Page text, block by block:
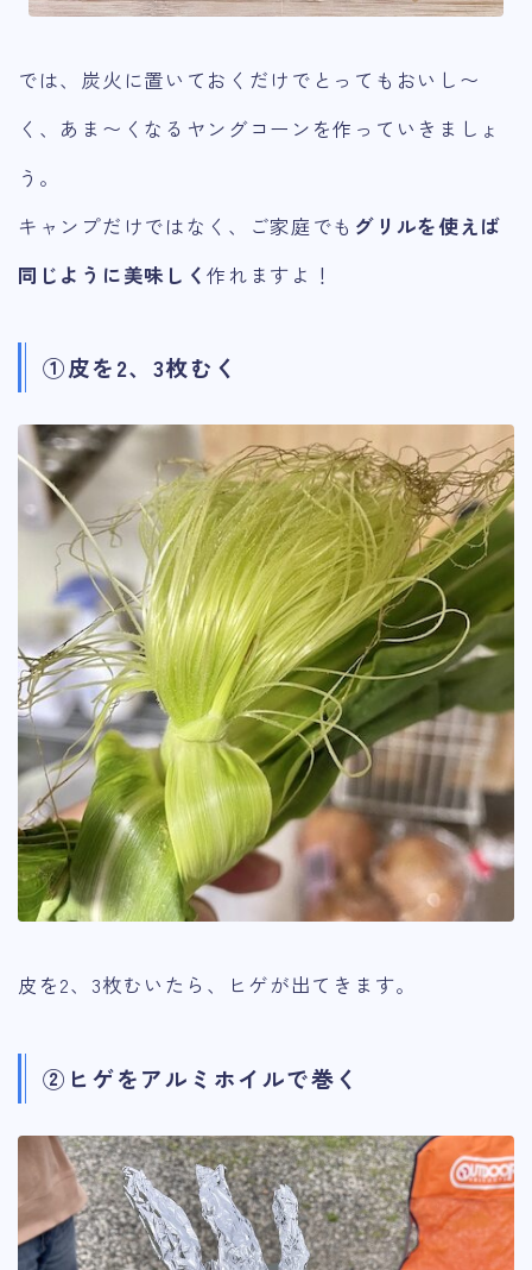
では、炭火に置いておくだけでとってもおいし〜
く、あま〜くなるヤングコーンを作っていきましょ
う。
キャンプだけではなく、ご家庭でも グリルを使えば
同じように美味しく作れますよ！
①皮を2、3枚むく
皮を2、3枚むいたら、ヒゲが出てきます。
②ヒゲをアルミホイルで巻く